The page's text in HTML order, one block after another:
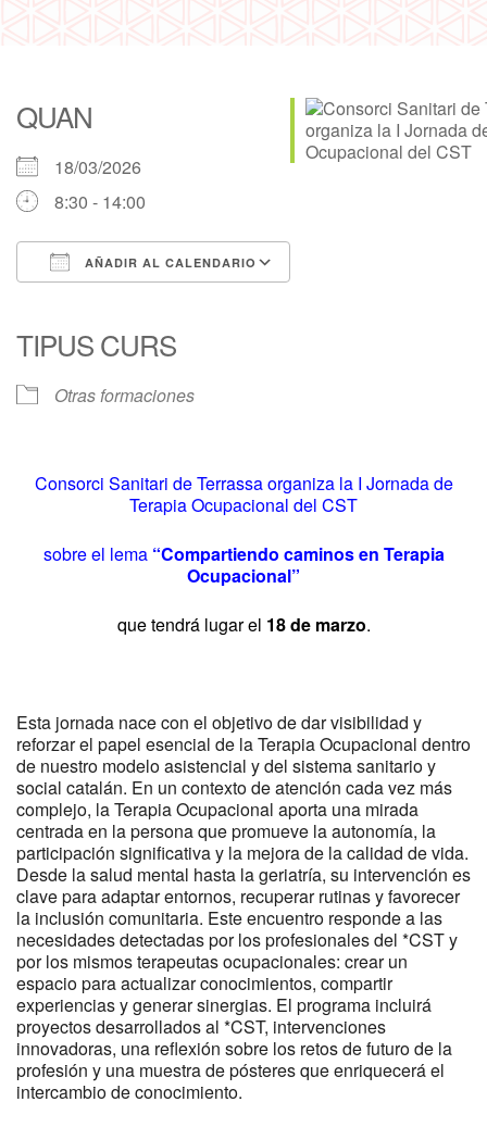
QUAN
18/03/2026
8:30 - 14:00
AÑADIR AL CALENDARIO
TIPUS CURS
Otras formaciones
Consorci Sanitari de Terrassa organiza laI Jornada de
Terapia Ocupacional del CST
sobre el lema “Compartiendo caminos en Terapia
Ocupacional”
que tendrá lugar el 18 de marzo.
Esta jornada nace con el objetivo de dar visibilidad y
reforzar el papel esencial de la Terapia Ocupacional dentro
de nuestro modelo asistencial y del sistema sanitario y
social catalán. En un contexto de atención cada vez más
complejo, la Terapia Ocupacional aporta una mirada
centrada en la persona que promueve la autonomía, la
participación significativa y la mejora de la calidad de vida.
Desde la salud mental hasta la geriatría, su intervención es
clave para adaptar entornos, recuperar rutinas y favorecer
la inclusión comunitaria. Este encuentro responde a las
necesidades detectadas por los profesionales del *CST y
por los mismos terapeutas ocupacionales: crear un
espacio para actualizar conocimientos, compartir
experiencias y generar sinergias. El programa incluirá
proyectos desarrollados al *CST, intervenciones
innovadoras, una reflexión sobre los retos de futuro de la
profesión y una muestra de pósteres que enriquecerá el
intercambio de conocimiento.